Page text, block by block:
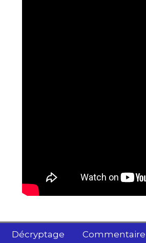
Décryptage Commentaire